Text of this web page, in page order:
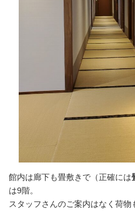
館内は廊下も畳敷きで（正確には
は9階。
スタッフさんのご案内はなく荷